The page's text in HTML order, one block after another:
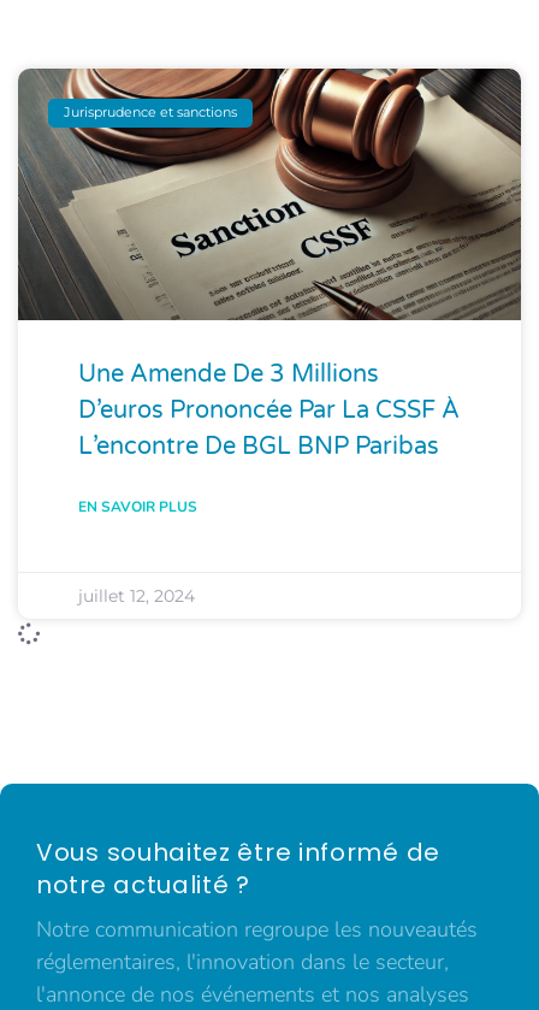
Jurisprudence et sanctions
Une Amende De 3 Millions
D’euros Prononcée Par La CSSF À
L’encontre De BGL BNP Paribas
EN SAVOIR PLUS
juillet 12, 2024
Vous souhaitez être informé de
notre actualité ?
Notre communication regroupe les nouveautés
réglementaires, l'innovation dans le secteur,
l'annonce de nos événements et nos analyses